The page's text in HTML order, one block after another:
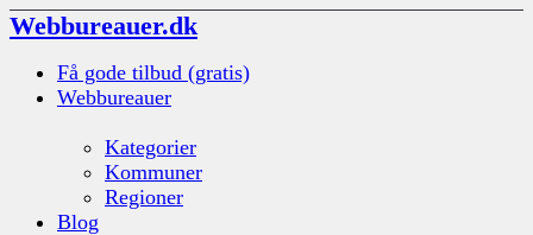
Webbureauer.dk
Få gode tilbud (gratis)
Webbureauer
Kategorier
Kommuner
Regioner
Blog